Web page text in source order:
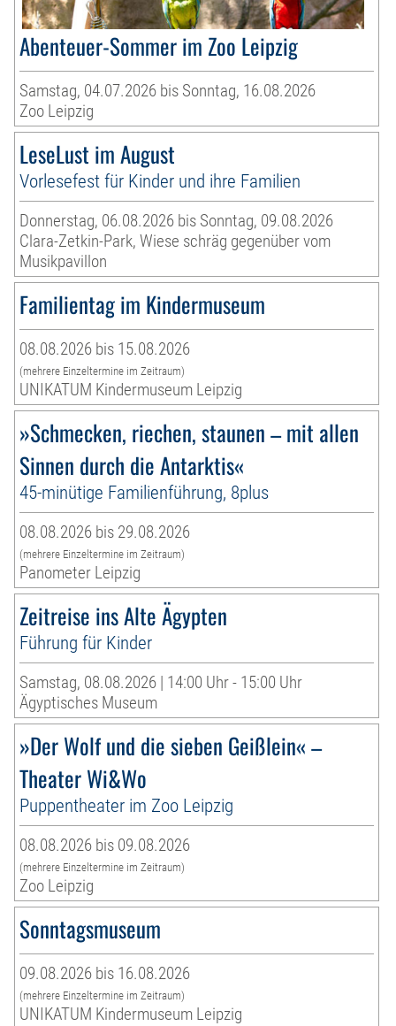
Abenteuer-Sommer im Zoo Leipzig
Samstag, 04.07.2026 bis Sonntag, 16.08.2026
Zoo Leipzig
LeseLust im August
Vorlesefest für Kinder und ihre Familien
Donnerstag, 06.08.2026 bis Sonntag, 09.08.2026
Clara-Zetkin-Park, Wiese schräg gegenüber vom
Musikpavillon
Familientag im Kindermuseum
08.08.2026 bis 15.08.2026
(mehrere Einzeltermine im Zeitraum)
UNIKATUM Kindermuseum Leipzig
»Schmecken, riechen, staunen – mit allen
Sinnen durch die Antarktis«
45-minütige Familienführung, 8plus
08.08.2026 bis 29.08.2026
(mehrere Einzeltermine im Zeitraum)
Panometer Leipzig
Zeitreise ins Alte Ägypten
Führung für Kinder
Samstag, 08.08.2026 | 14:00 Uhr - 15:00 Uhr
Ägyptisches Museum
»Der Wolf und die sieben Geißlein« –
Theater Wi&Wo
Puppentheater im Zoo Leipzig
08.08.2026 bis 09.08.2026
(mehrere Einzeltermine im Zeitraum)
Zoo Leipzig
Sonntagsmuseum
09.08.2026 bis 16.08.2026
(mehrere Einzeltermine im Zeitraum)
UNIKATUM Kindermuseum Leipzig